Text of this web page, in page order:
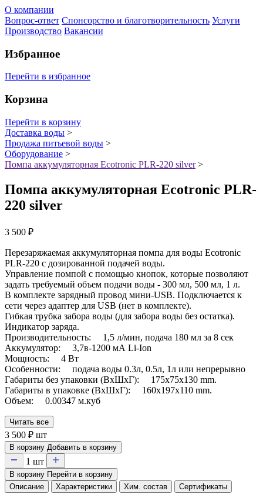
О компании
Вопрос-ответ Спонсорство и благотворительность Услуги
Производство Вакансии
Избранное
Перейти в избранное
Корзина
Перейти в корзину
Доставка воды >
Продажа питьевой воды >
Оборудование >
Помпа аккумуляторная Ecotronic PLR-220 silver>
Помпа аккумуляторная Ecotronic PLR-
220 silver
3 500 ₽
Перезаряжаемая аккумуляторная помпа для воды Ecotronic
PLR-220 с дозированной подачей воды.
Управление помпой с помощью кнопок, которые позволяют
задать требуемый объем подачи воды - 300 мл, 500 мл, 1 л.
В комплекте зарядный провод мини-USB. Подключается к
сети через адаптер для USB (нет в комплекте).
Гибкая трубка забора воды (для забора воды без остатка).
Индикатор заряда.
Производительность: 1,5 л/мин, подача 180 мл за 8 сек
Аккумулятор: 3,7в-1200 мА Li-Ion
Мощность: 4 Вт
Особенности: подача воды 0.3л, 0.5л, 1л или непрерывно
Габариты без упаковки (ВxШxГ): 175x75x130 mm.
Габариты в упаковке (ВxШxГ): 160x197x110 mm.
Объем: 0.00347 м.куб
Читать все
3 500 ₽ шт
В корзину Добавить в корзину
1 шт
В корзину Перейти в корзину
Описание
Характеристики Хим. состав Сертификаты